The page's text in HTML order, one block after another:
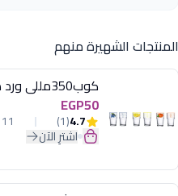
المنتجات الشهيرة منهم
EGP50
4.7
(1) 11 تم البيع
اشترِ الآن